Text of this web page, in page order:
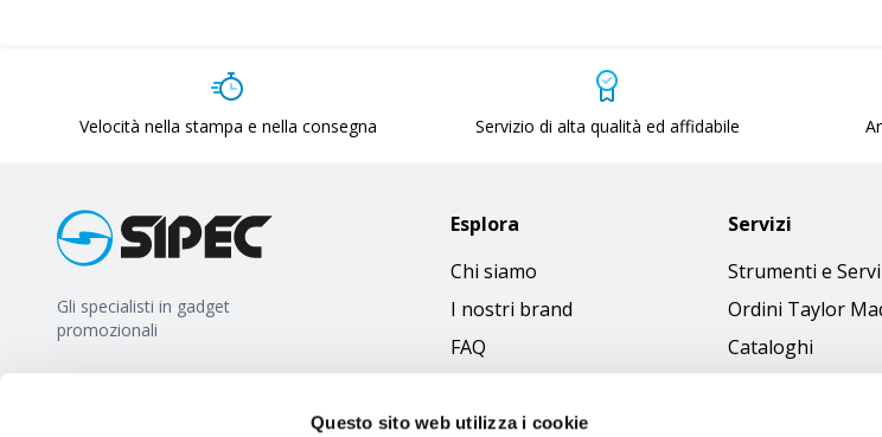
Questo sito web utilizza i cookie
Velocità nella stampa e nella consegna Servizio di alta qualità ed affidabile
Gli specialisti in gadget
promozionali
Esplora
Chi siamo
I nostri brand
FAQ
Servizi
Strumenti e
Ordini Taylor
Cataloghi